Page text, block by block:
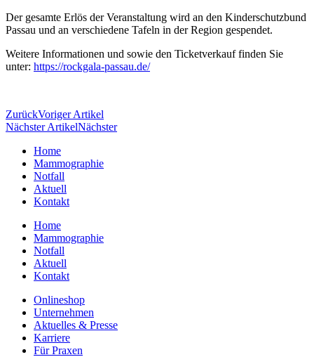
Der gesamte Erlös der Veranstaltung wird an den Kinderschutzbund
Passau und an verschiedene Tafeln in der Region gespendet.
Weitere Informationen und sowie den Ticketverkauf finden Sie
unter: https://rockgala-passau.de/
ZurückVoriger Artikel
Nächster ArtikelNächster
Home
Mammographie
Notfall
Aktuell
Kontakt
Home
Mammographie
Notfall
Aktuell
Kontakt
Onlineshop
Unternehmen
Aktuelles & Presse
Karriere
Für Praxen